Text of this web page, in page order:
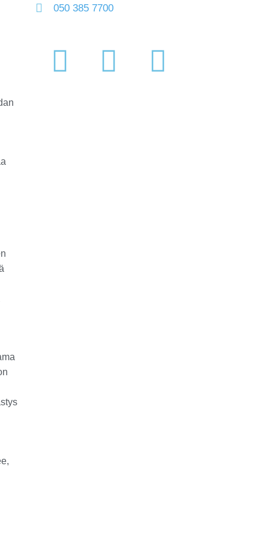
050 385 7700